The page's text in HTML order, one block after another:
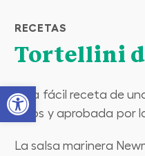
Open toolbar
RECETAS
Tortellini
Esta fácil receta de
niños y aprobada por
La salsa marinera